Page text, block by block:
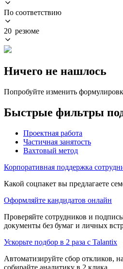
По соответствию
20 резюме
Ничего не нашлось
Попробуйте изменить
Быстрые фильтры
Проектная работа
Частичная занятость
Вахтовый метод
Корпоративная поддержка
Какой соцпакет вы предлагаете
Оформляйте кандидатов онлайн
Проверяйте сотрудников и
документы без бумаг и личных
Ускорьте подбор в 2 раза с Talantix
Автоматизируйте сбор откликов,
собирайте аналитику в 2 клика